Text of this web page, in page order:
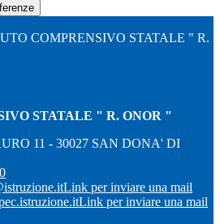
COMPRENSIVO STATALE " R.
STATALE " R. ONOR "
11 - 30027 SAN DONA' DI
Link per inviare una mail
Link per inviare una mail